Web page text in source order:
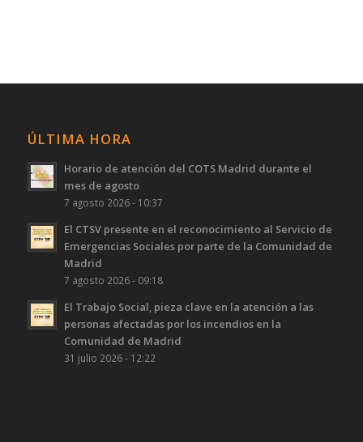
ÚLTIMA HORA
Horario de atención del COTS Madrid durante el
mes de agosto
7 agosto 2026 - 10:37
El CTSV presente en el reconocimiento al Servicio de
Emergencias Sociales por parte de la Comunidad de
Madrid
7 agosto 2026 - 09:18
El Trabajo Social, pieza clave en la atención a las
personas afectadas por los incendios en la
Comunidad de Madrid
31 julio 2026 - 12:22